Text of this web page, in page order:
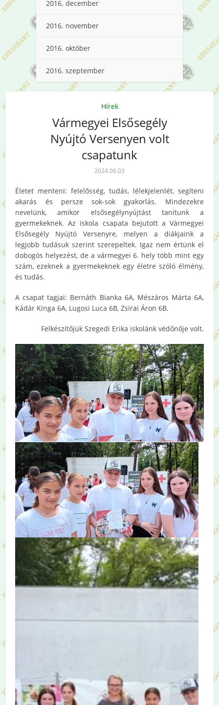
2016. december
2016. november
2016. október
2016. szeptember
Hírek
Vármegyei Elsősegély
Nyújtó Versenyen volt
csapatunk
2024.06.03
Életet menteni: felelősség, tudás, lélekjelenlét, segíteni
akarás és persze sok-sok gyakorlás. Mindezekre
nevelünk, amikor elsősegélynyújtást tanítunk a
gyermekeknek. Az iskola csapata bejutott a Vármegyei
Elsősegély Nyújtó Versenyre, melyen a diákjaink a
legjobb tudásuk szerint szerepeltek. Igaz nem értünk el
dobogós helyezést, de a vármegyei 6. hely több mint egy
szám, ezeknek a gyermekeknek egy életre szóló élmény,
és tudás.
A csapat tagjai: Bernáth Bianka 6A, Mészáros Márta 6A,
Kádár Kinga 6A, Lugosi Luca 6B, Zsirai Áron 6B.
Felkészítőjük Szegedi Erika iskolánk védőnője volt.